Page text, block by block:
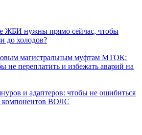
ЖБИ нужны прямо сейчас, чтобы
до холодов?
магистральным муфтам МТОК:
не переплатить и избежать аварий на
и адаптеров: чтобы не ошибиться
компонентов ВОЛС